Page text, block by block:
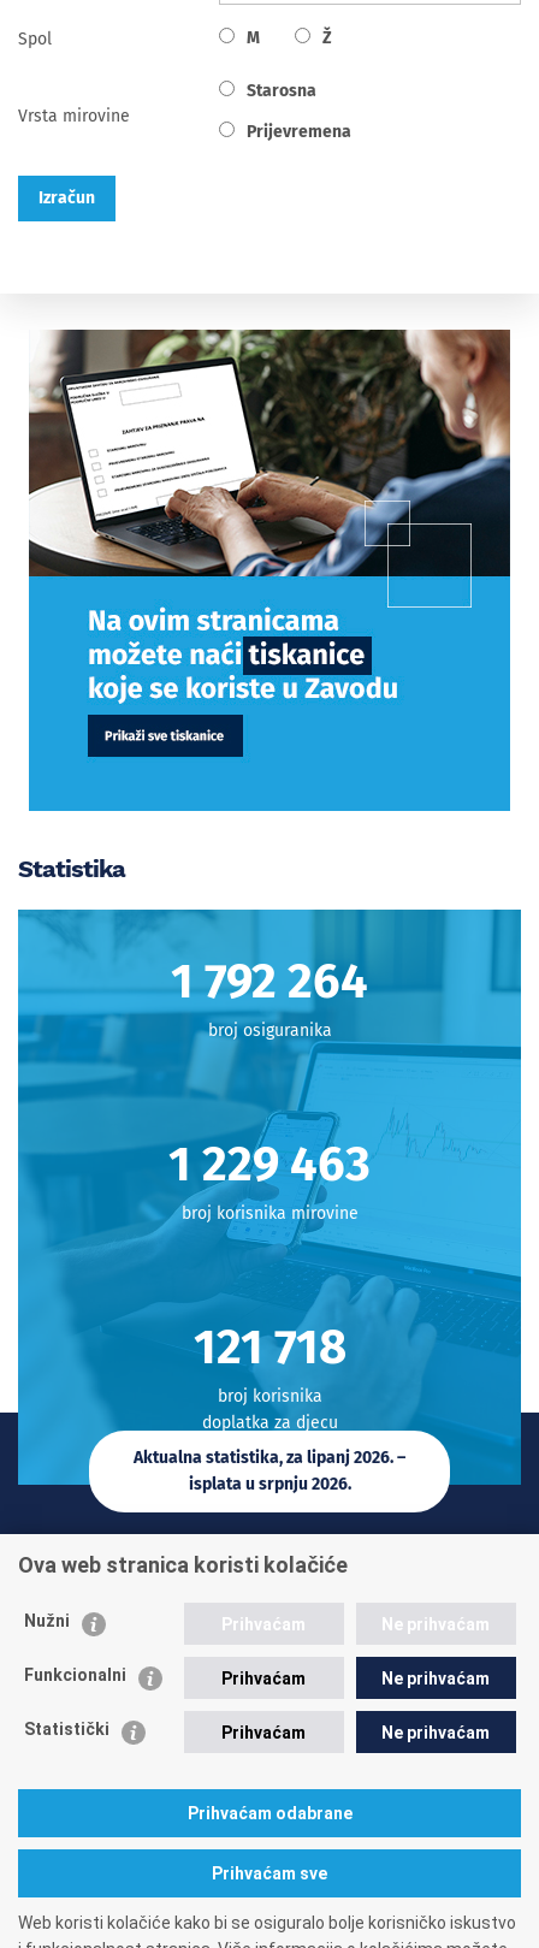
Spol M Ž
Vrsta mirovine
Starosna
Prijevremena
Izračun
Statistika
1 798 712
broj osiguranika
1 233 886
broj korisnika mirovine
122 156
broj korisnika
doplatka za djecu
Aktualna statistika, za lipanj 2026. –
isplata u srpnju 2026.
+385 1 45 95 011
Postavite pitanje
A. Mihanovića 3 10000 Zagreb tel: 01/4595-500
fax: 01/4595-063
Matični broj: 1416626
OIB: 84397956623
Ova web stranica koristi kolačiće
Nužni Prihvaćam Ne prihvaćam
Funkcionalni Prihvaćam Ne prihvaćam
Statistički Prihvaćam Ne prihvaćam
Prihvaćam odabrane
Prihvaćam sve
Web koristi kolačiće kako bi se osiguralo bolje korisničko iskustvo